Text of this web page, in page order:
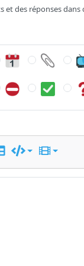
et des réponses dans